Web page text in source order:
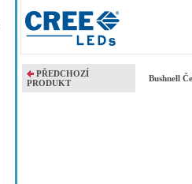
PŘEDCHOZÍ
PRODUKT
Bushnell